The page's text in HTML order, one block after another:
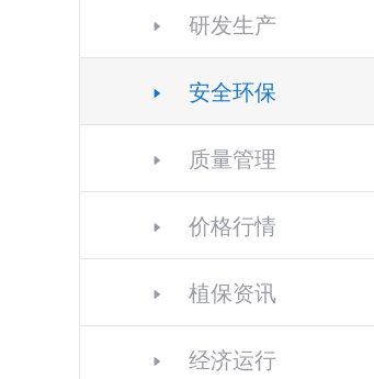
研发生产
安全环保
质量管理
价格行情
植保资讯
经济运行